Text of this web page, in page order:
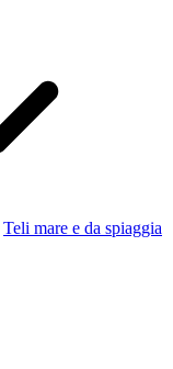
Teli mare e da spiaggia